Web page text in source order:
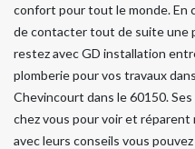
confort pour tout le monde. En
de contacter tout de suite une
restez avec GD installation
plomberie pour vos travaux
Chevincourt dans le 60150.
chez vous pour voir et réparent
avec leurs conseils vous